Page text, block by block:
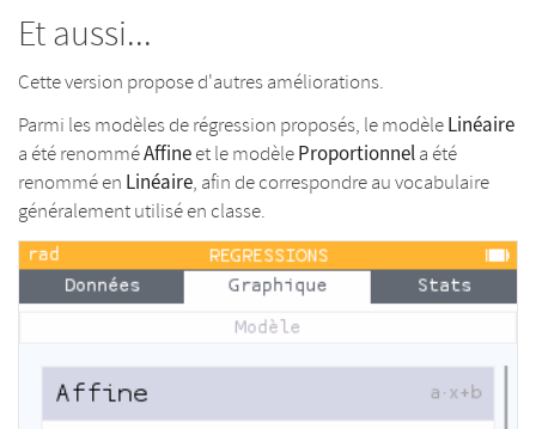
Et aussi...
Cette version propose d'autres améliorations.
Parmi les modèles de régression proposés, le modèleLinéaire
a été renomméAffineet le modèleProportionnela été
renommé en Linéaire, afin de correspondre au vocabulaire
généralement utilisé en classe.